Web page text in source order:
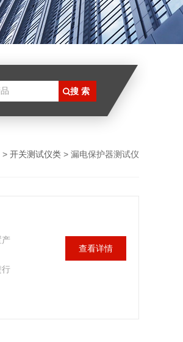
> 开关测试仪类 > 漏电保护器测试仪
产
行
查看详情